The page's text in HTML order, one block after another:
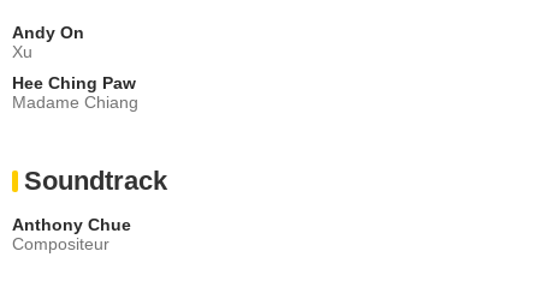
Andy On
Xu
Hee Ching Paw
Madame Chiang
Soundtrack
Anthony Chue
Compositeur